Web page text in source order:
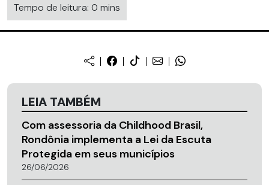
Tempo de leitura: 0 mins
LEIA TAMBÉM
Com assessoria da Childhood Brasil,
Rondônia implementa a Lei da Escuta
Protegida em seus municípios
26/06/2026